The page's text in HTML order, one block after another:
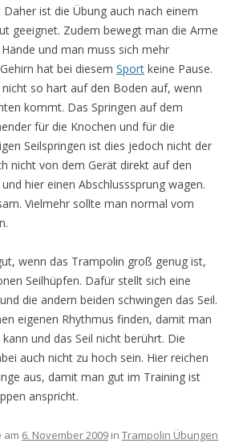
ist die Übung auch nach einem
geeignet. Zudem bewegt man die Arme
und man muss sich mehr
hat bei diesem Sport keine Pause.
so hart auf den Boden auf, wenn
kommt. Das Springen auf dem
für die Knochen und für die
Seilspringen ist dies jedoch nicht der
nicht von dem Gerät direkt auf den
hier einen Abschlusssprung wagen.
Vielmehr sollte man normal vom
wenn das Trampolin groß genug ist,
Seilhüpfen. Dafür stellt sich eine
die andern beiden schwingen das Seil.
eigenen Rhythmus finden, damit man
und das Seil nicht berührt. Die
auch nicht zu hoch sein. Hier reichen
aus, damit man gut im Training ist
anspricht.
am 6. November 2009 in Trampolin Übungen